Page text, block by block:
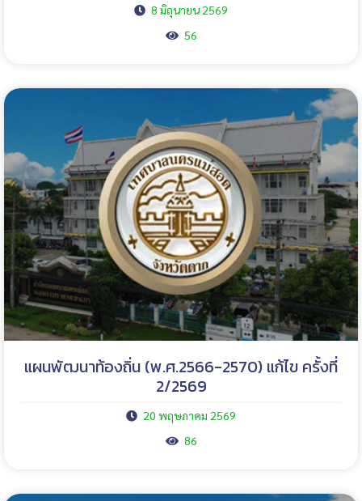
8 มิถุนายน 2569
56
แผนพัฒนาท้องถิ่น (พ.ศ.2566-2570) แก้ไข ครั้งที่
2/2569
20 พฤษภาคม 2569
86